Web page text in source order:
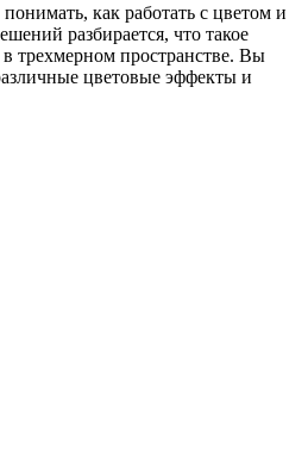
как работать с цветом и
разбирается, что такое
трехмерном пространстве. Вы
цветовые эффекты и